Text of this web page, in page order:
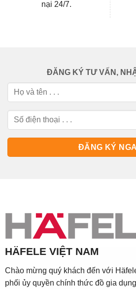
nại 24/7.
ĐĂNG KÝ TƯ VẤN,
HÄFELE VIỆT NAM
Chào mừng quý khách đến với
phối ủy quyền chính thức đồ gia